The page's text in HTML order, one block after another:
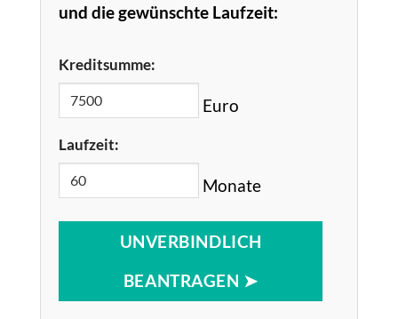
und die gewünschte Laufzeit:
Kreditsumme:
Euro
Laufzeit:
Monate
UNVERBINDLICH
BEANTRAGEN ➤